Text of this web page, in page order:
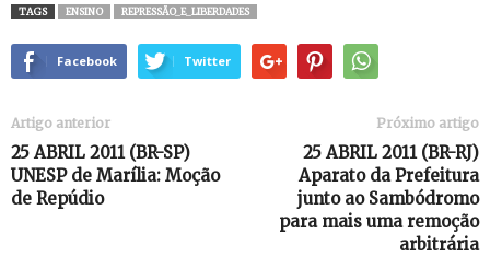
TAGS ENSINO REPRESSÃO_E_LIBERDADES
Facebook Twitter
Artigo anterior
25 ABRIL 2011 (BR-SP)
UNESP de Marília: Moção
de Repúdio
Próximo artigo
25 ABRIL 2011 (BR-RJ)
Aparato da Prefeitura
junto ao Sambódromo
para mais uma remoção
arbitrária